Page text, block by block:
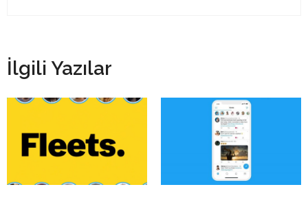
İlgili Yazılar